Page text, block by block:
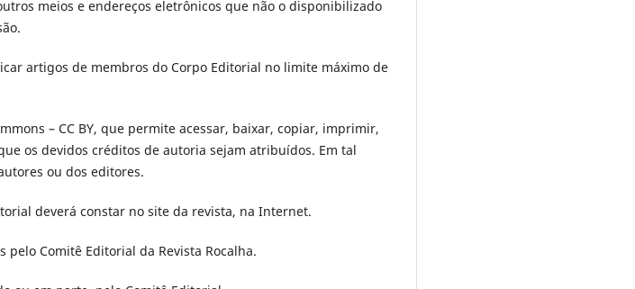
meios e endereços eletrônicos que não o disponibilizado
artigos de membros do Corpo Editorial no limite máximo de
– CC BY, que permite acessar, baixar, copiar, imprimir,
os devidos créditos de autoria sejam atri­buídos. Em tal
ou dos editores.
deverá constar no site da revista, na Internet.
pelo Comitê Editorial da Revista Rocalha.